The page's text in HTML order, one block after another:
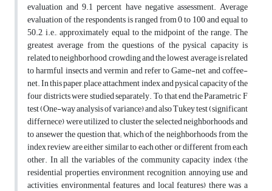
evaluation and 9.1 percent have negative assessment. Average
evaluation of the respondents is ranged from 0 to 100 and equal to
50.2, i.e., approximately equal to the midpoint of the range. The
greatest average from the questions of the pysical capacity is
related to neighborhood crowding and the lowest average is related
to harmful insects and vermin and refer to Game-net and coffee-
net. In this paper, place attachment index and pysical capacity of the
four districts were studied separately. To that end the Parametric F
test (One-way analysis of variance) and also Tukey test (significant
differnece) were utilized to cluster the selected neighborhoods and
to ansewer the question that; which of the neighborhoods from the
index review are either similar to each other or different from each
other. In all the variables of the community capacity index (the
residential properties, environment recognition, annoying use and
activities, environmental features and local features) there was a